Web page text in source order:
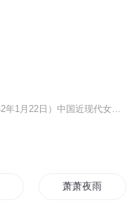
萧萧夜雨